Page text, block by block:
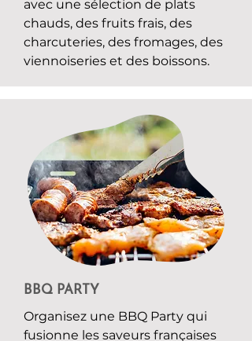
avec une sélection de plats
chauds, des fruits frais, des
charcuteries, des fromages, des
viennoiseries et des boissons.
BBQ PARTY
Organisez une BBQ Party qui
fusionne les saveurs françaises